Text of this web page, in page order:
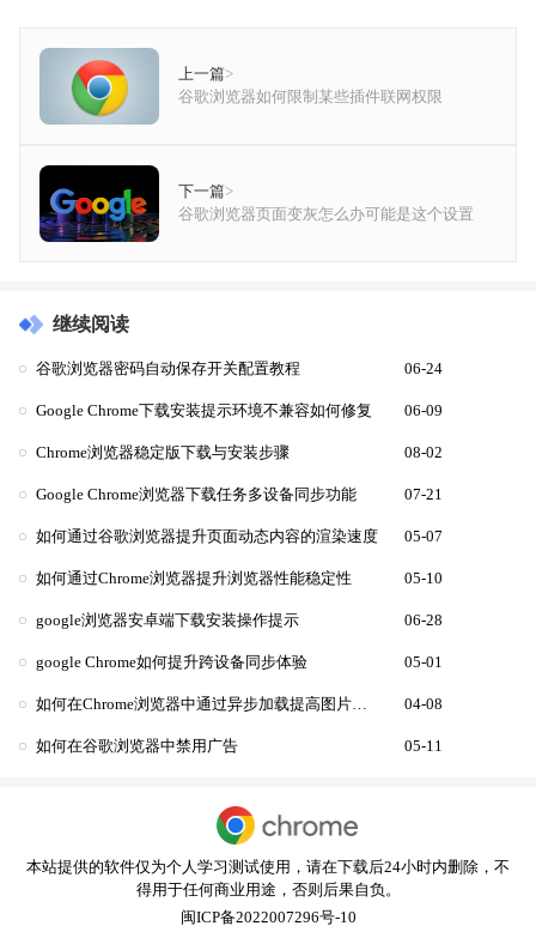
上一篇>
谷歌浏览器如何限制某些插件联网权限
下一篇>
谷歌浏览器页面变灰怎么办可能是这个设置
继续阅读
谷歌浏览器密码自动保存开关配置教程 06-24
Google Chrome下载安装提示环境不兼容如何修复 06-09
Chrome浏览器稳定版下载与安装步骤 08-02
Google Chrome浏览器下载任务多设备同步功能 07-21
如何通过谷歌浏览器提升页面动态内容的渲染速度 05-07
如何通过Chrome浏览器提升浏览器性能稳定性 05-10
google浏览器安卓端下载安装操作提示 06-28
google Chrome如何提升跨设备同步体验 05-01
04-08
如何在谷歌浏览器中禁用广告 05-11
本站提供的软件仅为个人学习测试使用，请在下载后24小时内删除，不
得用于任何商业用途，否则后果自负。
闽ICP备2022007296号-10